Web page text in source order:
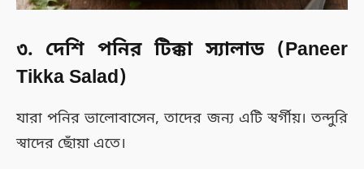
৩. দেশি পনির টিক্কা স্যালাড (Paneer
Tikka Salad)
যারা পনির ভালোবাসেন, তাদের জন্য এটি স্বর্গীয়। তন্দুরি
স্বাদের ছোঁয়া এতে।